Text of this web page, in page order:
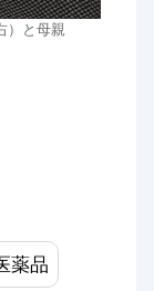
）と母親
薬品